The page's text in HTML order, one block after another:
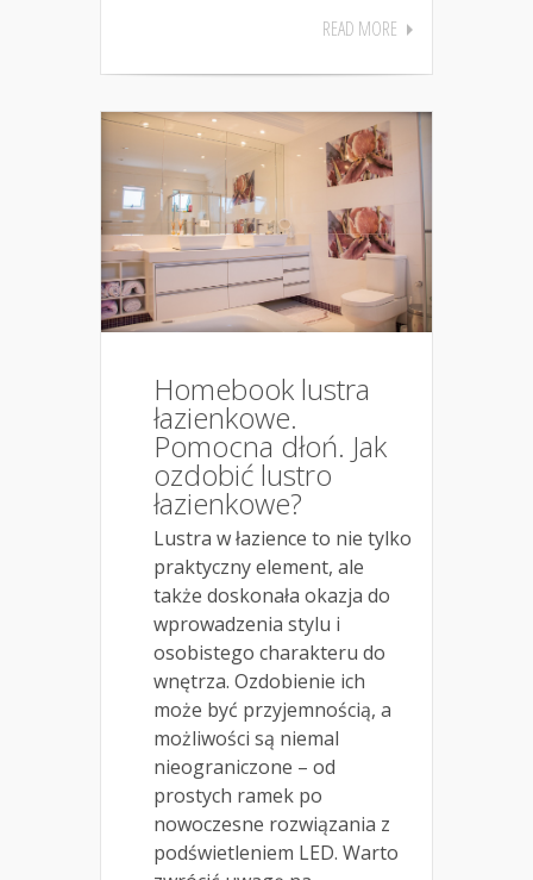
READ MORE
Homebook lustra
łazienkowe.
Pomocna dłoń. Jak
ozdobić lustro
łazienkowe?
Lustra w łazience to nie tylko
praktyczny element, ale
także doskonała okazja do
wprowadzenia stylu i
osobistego charakteru do
wnętrza. Ozdobienie ich
może być przyjemnością, a
możliwości są niemal
nieograniczone – od
prostych ramek po
nowoczesne rozwiązania z
podświetleniem LED. Warto